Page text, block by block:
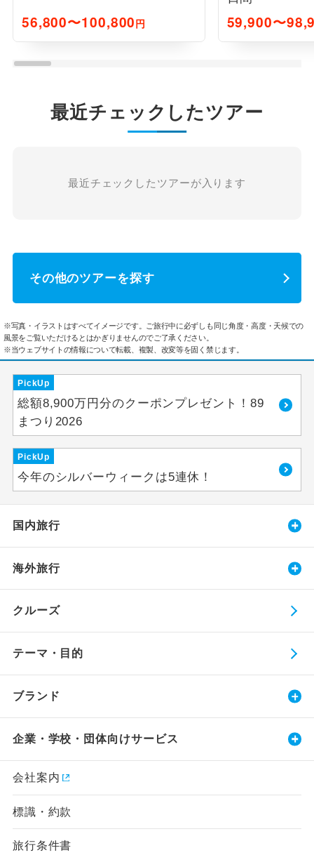
56,800〜100,800円 59,900〜
最近チェックしたツアー
最近チェックしたツアーが入ります
その他のツアーを探す
※写真・イラストはすべてイメージです。ご旅行中に必ずしも同じ角度・高度・天候での
風景をご覧いただけるとはかぎりませんのでご了承ください。
※当ウェブサイトの情報について転載、複製、改変等を固く禁じます。
PickUp
総額8,900万円分のクーポンプレゼント！89
まつり2026
PickUp
今年のシルバーウィークは5連休！
国内旅行
海外旅行
クルーズ
テーマ・目的
ブランド
企業・学校・団体向けサービス
会社案内
標識・約款
旅行条件書